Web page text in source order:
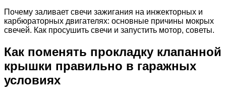
Почему заливает свечи зажигания на инжекторных и
карбюраторных двигателях: основные причины мокрых
свечей. Как просушить свечи и запустить мотор, советы.
Как поменять прокладку клапанной
крышки правильно в гаражных
условиях